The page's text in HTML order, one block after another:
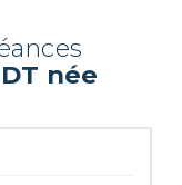
née